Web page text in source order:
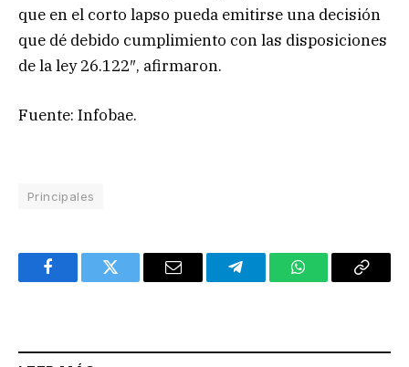
que en el corto lapso pueda emitirse una decisión
que dé debido cumplimiento con las disposiciones
de la ley 26.122″, afirmaron.
Fuente: Infobae.
Principales
FacebookTwitter Email TelegramWhatsAppCopy